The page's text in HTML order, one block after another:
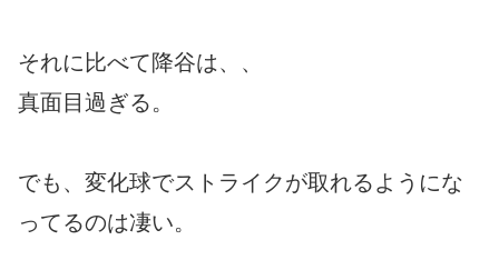
それに比べて降谷は、、
真面目過ぎる。
でも、変化球でストライクが取れるようにな
ってるのは凄い。